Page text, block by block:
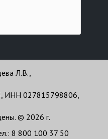
Л.В.,
ИНН 027815798806,
© 2026 г.
8 800 100 37 50